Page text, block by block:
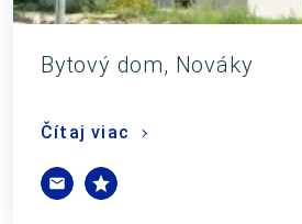
Bytový dom, Nováky
Čítaj viac